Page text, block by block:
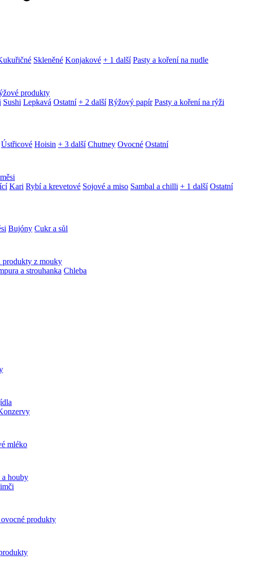
Skleněné Konjakové + 1 další Pasty a koření na nudle
produkty
Sushi Lepkavá Ostatní + 2 další Rýžový papír Pasty a koření na rýži
Ústřicové Hoisin + 3 další Chutney Ovocné Ostatní
Kari Rybí a krevetové Sojové a miso Sambal a chilli + 1 další Ostatní
Bujóny Cukr a sůl
produkty z mouky
a strouhanka Chleba
mléko
a houby
produkty